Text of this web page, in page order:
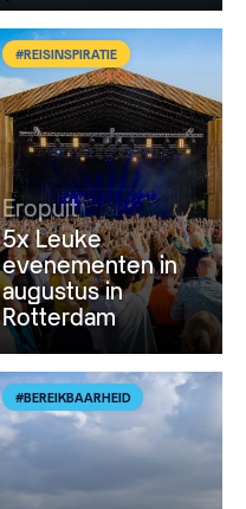
#REISINSPIRATIE
Eropuit
5x Leuke
evenementen in
augustus in
Rotterdam
#BEREIKBAARHEID